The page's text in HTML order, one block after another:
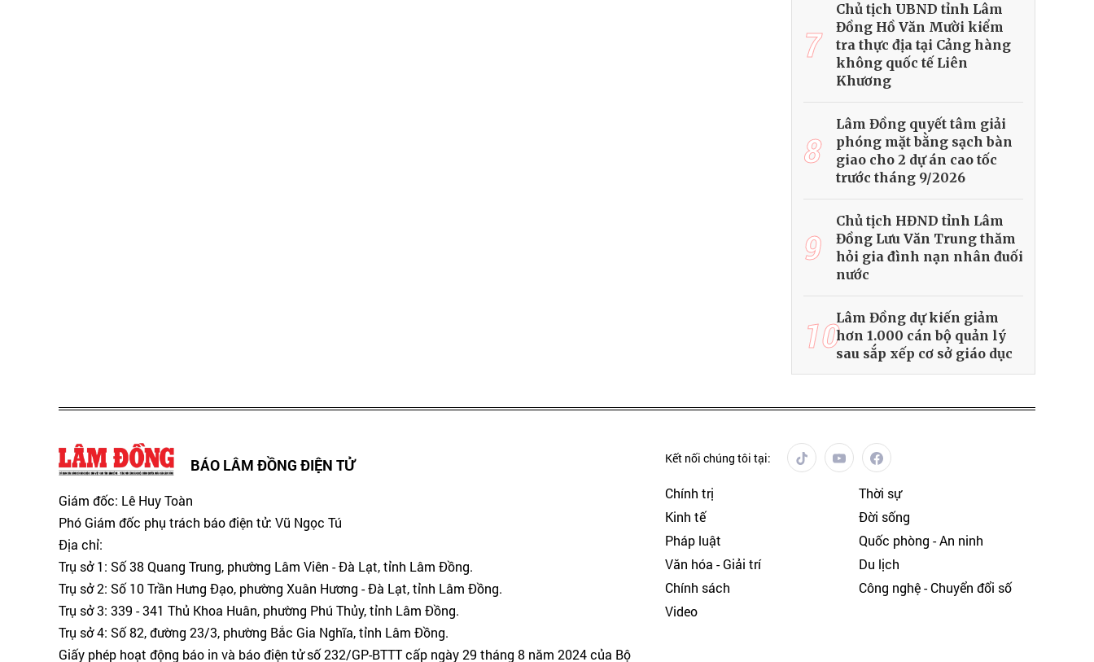
7
Chủ tịch UBND tỉnh Lâm
Đồng Hồ Văn Mười kiểm
tra thực địa tại Cảng hàng
không quốc tế Liên
Khương
8
Lâm Đồng quyết tâm giải
phóng mặt bằng sạch bàn
giao cho 2 dự án cao tốc
trước tháng 9/2026
9
Chủ tịch HĐND tỉnh Lâm
Đồng Lưu Văn Trung thăm
hỏi gia đình nạn nhân đuối
nước
10Lâm Đồng dự kiến giảm
hơn 1.000 cán bộ quản lý
sau sắp xếp cơ sở giáo dục
BÁO LÂM ĐỒNG ĐIỆN TỬ
Giám đốc: Lê Huy Toàn
Phó Giám đốc phụ trách báo điện tử: Vũ Ngọc Tú
Địa chỉ:
Trụ sở 1: Số 38 Quang Trung, phường Lâm Viên - Đà Lạt, tỉnh Lâm Đồng.
Trụ sở 2: Số 10 Trần Hưng Đạo, phường Xuân Hương - Đà Lạt, tỉnh Lâm Đồng.
Trụ sở 3: 339 - 341 Thủ Khoa Huân, phường Phú Thủy, tỉnh Lâm Đồng.
Trụ sở 4: Số 82, đường 23/3, phường Bắc Gia Nghĩa, tỉnh Lâm Đồng.
Giấy phép hoạt động báo in và báo điện tử số 232/GP-BTTT cấp ngày 29 tháng 8 năm 2024 của Bộ
Kết nối chúng tôi tại:
Chính trị
Thời sự
Kinh tế
Đời sống
Pháp luật
Quốc phòng - An ninh
Văn hóa - Giải trí
Du lịch
Chính sách
Công nghệ - Chuyển đổi số
Video